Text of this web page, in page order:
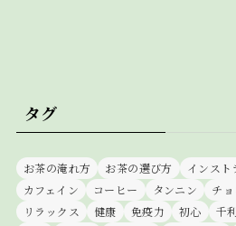
タグ
お茶の淹れ方 お茶の選び方 インスト
カフェイン
コーヒー タンニン チ
リラックス
健康 免疫力 初心 千